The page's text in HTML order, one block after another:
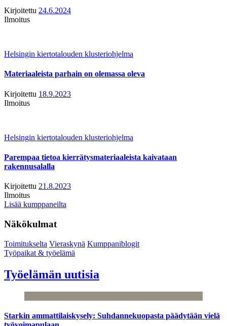
Kirjoitettu 24.6.2024
Ilmoitus
Helsingin kiertotalouden klusteriohjelma
Materiaaleista parhain on olemassa oleva
Kirjoitettu 18.9.2023
Ilmoitus
Helsingin kiertotalouden klusteriohjelma
Parempaa tietoa kierrätysmateriaaleista kaivataan
rakennusalalla
Kirjoitettu 21.8.2023
Ilmoitus
Lisää kumppaneilta
Näkökulmat
Toimitukselta Vieraskynä Kumppaniblogit
Työpaikat & työelämä
Työelämän uutisia
Starkin ammattilaiskysely: Suhdannekuopasta päädytään vielä